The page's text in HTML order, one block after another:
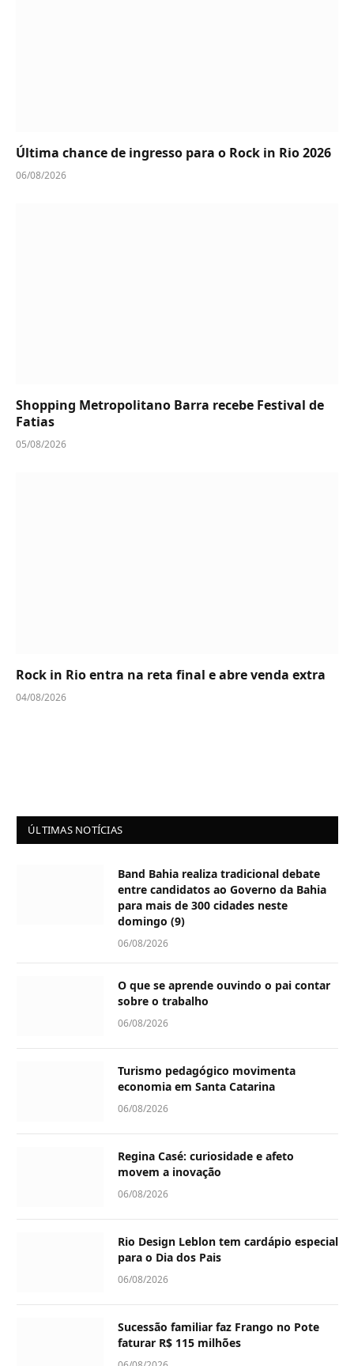
Última chance de ingresso para o Rock in Rio 2026
06/08/2026
Shopping Metropolitano Barra recebe Festival de
Fatias
05/08/2026
Rock in Rio entra na reta final e abre venda extra
04/08/2026
ÚLTIMAS NOTÍCIAS
Band Bahia realiza tradicional debate
entre candidatos ao Governo da Bahia
para mais de 300 cidades neste
domingo (9)
06/08/2026
O que se aprende ouvindo o pai contar
sobre o trabalho
06/08/2026
Turismo pedagógico movimenta
economia em Santa Catarina
06/08/2026
Regina Casé: curiosidade e afeto
movem a inovação
06/08/2026
Rio Design Leblon tem cardápio especial
para o Dia dos Pais
06/08/2026
Sucessão familiar faz Frango no Pote
faturar R$ 115 milhões